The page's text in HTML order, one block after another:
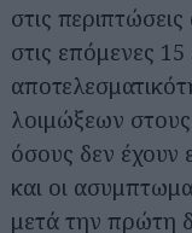
στις
στις επόμενες
λοιμώξεων
όσους δεν έχουν
και οι
μετά την πρώτη